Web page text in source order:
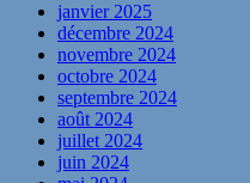
janvier 2025
décembre 2024
novembre 2024
octobre 2024
septembre 2024
août 2024
juillet 2024
juin 2024